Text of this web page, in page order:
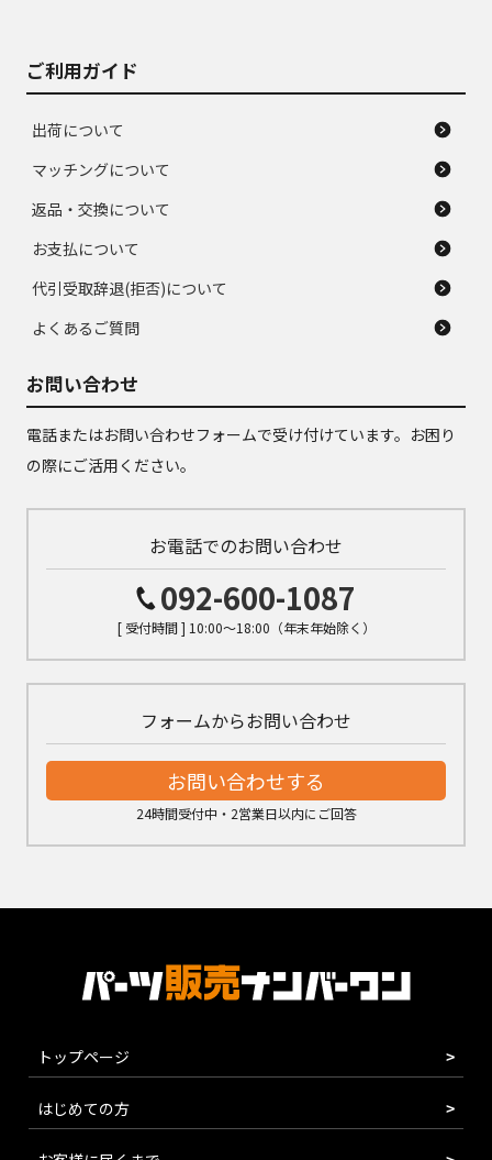
ご利用ガイド
出荷について
マッチングについて
返品・交換について
お支払について
代引受取辞退(拒否)について
よくあるご質問
お問い合わせ
電話またはお問い合わせフォームで受け付けています。お困り
の際にご活用ください。
お電話でのお問い合わせ
092-600-1087
[ 受付時間 ] 10:00～18:00（年末年始除く）
フォームからお問い合わせ
お問い合わせする
24時間受付中・2営業日以内にご回答
トップページ
はじめての方